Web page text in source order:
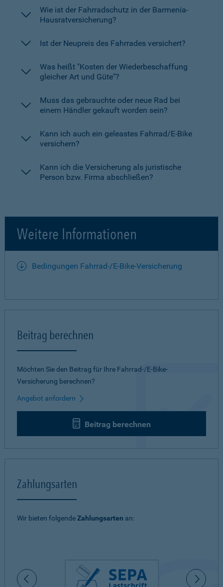
Wie ist der Fahrradschutz in der Barmenia-
Hausratversicherung?
Ist der Neupreis des Fahrrades versichert?
Was heißt "Kosten der Wiederbeschaffung
gleicher Art und Güte"?
Muss das gebrauchte oder neue Rad bei
einem Händler gekauft worden sein?
Kann ich auch ein geleastes Fahrrad/E-Bike
versichern?
Kann ich die Versicherung als juristische
Person bzw. Firma abschließen?
Weitere Informationen
Bedingungen Fahrrad-/E-Bike-Versicherung
Beitrag berechnen
Möchten Sie den Beitrag für Ihre Fahrrad-/E-Bike-
Versicherung berechnen?
Angebot anfordern
Beitrag berechnen
Zahlungsarten
Wir bieten folgendeZahlungsarten an: